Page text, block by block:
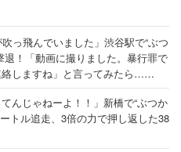
吹っ飛んでいました」渋谷駅で“ぶつ
退！「動画に撮りました。暴行罪で
絡しますね」と言ってみたら……
てんじゃねーよ！！」新橋で“ぶつか
トル追走、3倍の力で押し返した38